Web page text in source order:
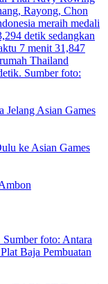
Jelang Asian Games
ke Asian Games
Baja Pembuatan